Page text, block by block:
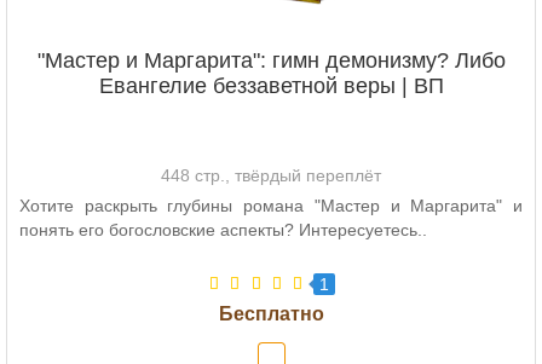
"Мастер и Маргарита": гимн демонизму? Либо
Евангелие беззаветной веры | ВП
448 стр., твёрдый переплёт
Хотите раскрыть глубины романа "Мастер и Маргарита" и
понять его богословские аспекты? Интересуетесь..
1